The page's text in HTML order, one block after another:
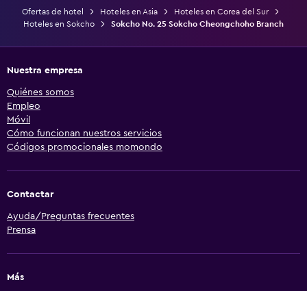
Ofertas de hotel Hoteles en Asia
Hoteles en Corea del Sur
Hoteles en Sokcho
Sokcho No. 25 Sokcho Cheongchoho Branch
Nuestra empresa
Quiénes somos
Empleo
Móvil
Cómo funcionan nuestros servicios
Códigos promocionales momondo
Contactar
Ayuda/Preguntas frecuentes
Prensa
Más